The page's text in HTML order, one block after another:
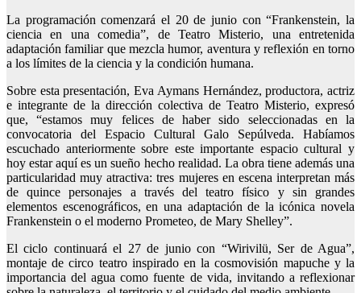
La programación comenzará el 20 de junio con “Frankenstein, la
ciencia en una comedia”, de Teatro Misterio, una entretenida
adaptación familiar que mezcla humor, aventura y reflexión en torno
a los límites de la ciencia y la condición humana.
Sobre esta presentación, Eva Aymans Hernández, productora, actriz
e integrante de la dirección colectiva de Teatro Misterio, expresó
que, “estamos muy felices de haber sido seleccionadas en la
convocatoria del Espacio Cultural Galo Sepúlveda. Habíamos
escuchado anteriormente sobre este importante espacio cultural y
hoy estar aquí es un sueño hecho realidad. La obra tiene además una
particularidad muy atractiva: tres mujeres en escena interpretan más
de quince personajes a través del teatro físico y sin grandes
elementos escenográficos, en una adaptación de la icónica novela
Frankenstein o el moderno Prometeo, de Mary Shelley”.
El ciclo continuará el 27 de junio con “Wirivilü, Ser de Agua”,
montaje de circo teatro inspirado en la cosmovisión mapuche y la
importancia del agua como fuente de vida, invitando a reflexionar